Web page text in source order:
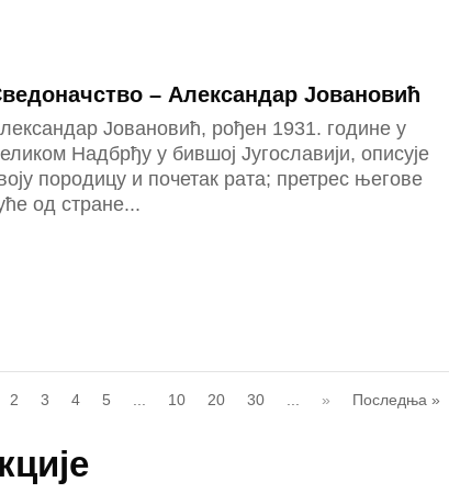
– Александар Јовановић
Јовановић, рођен 1931. године у
Надбрђу у бившој Југославији, описује
породицу и почетак рата; претрес његове
од стране...
2 3 4 5 10 20 30 » Последња »